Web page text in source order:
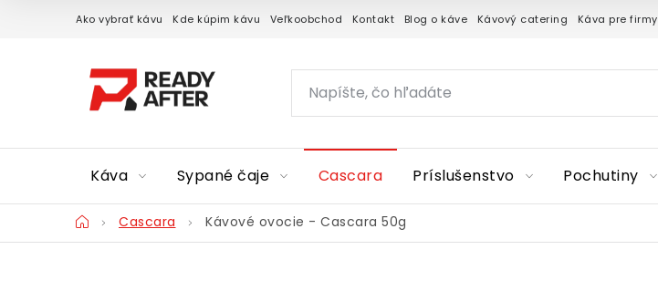
Ako vybrať kávu Kde kúpim kávu Veľkoobchod Kontakt Blog o káve Kávový catering Káva pre firmy
Káva Sypané čaje Cascara Príslušenstvo Pochutiny
DomovCascara Kávové ovocie - Cascara 50g